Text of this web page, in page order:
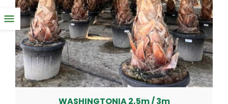
WASHINGTONIA 2,5m / 3m